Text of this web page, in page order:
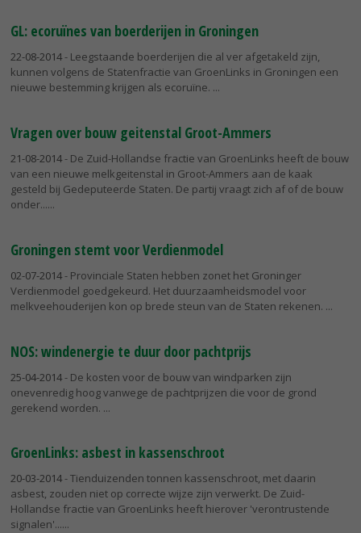
GL: ecoruïnes van boerderijen in Groningen
22-08-2014- Leegstaande boerderijen die al ver afgetakeld zijn,
kunnen volgens de Statenfractie van GroenLinks in Groningen een
nieuwe bestemming krijgen als ecoruïne.
Vragen over bouw geitenstal Groot-Ammers
21-08-2014- De Zuid-Hollandse fractie van GroenLinks heeft de bouw
van een nieuwe melkgeitenstal in Groot-Ammers aan de kaak
gesteld bij Gedeputeerde Staten. De partij vraagt zich af of de bouw
onder...
Groningen stemt voor Verdienmodel
02-07-2014- Provinciale Staten hebben zonet het Groninger
Verdienmodel goedgekeurd. Het duurzaamheidsmodel voor
melkveehouderijen kon op brede steun van de Staten rekenen.
NOS: windenergie te duur door pachtprijs
25-04-2014- De kosten voor de bouw van windparken zijn
onevenredig hoog vanwege de pachtprijzen die voor de grond
gerekend worden.
GroenLinks: asbest in kassenschroot
20-03-2014- Tienduizenden tonnen kassenschroot, met daarin
asbest, zouden niet op correcte wijze zijn verwerkt. De Zuid-
Hollandse fractie van GroenLinks heeft hierover 'verontrustende
signalen'...